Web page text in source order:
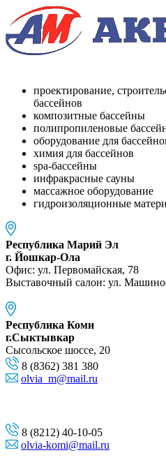
проектирование,
бассейнов
композитные бассейны
полипропиленовые
оборудование для
химия для бассейнов
spa-бассейны
инфракрасные сауны
массажное оборудование
гидроизоляционные
Республика Марий Эл
г. Йошкар-Ола
Офис: ул. Первомайская, 78
Выставочный салон: ул.
Республика Коми
г.Сыктывкар
Сысольское шоссе, 20
8 (8362) 381 380
olvia_m@mail.ru
8 (8212) 40-10-05
olvia-komi@mail.ru